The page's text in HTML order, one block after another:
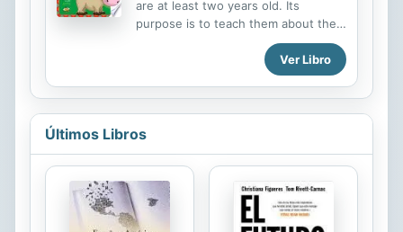
su apellido.Pero ella no tiene
intención de encajar en Pembroke.
Decide que no piensa quedarse
mucho. Ni en el colegio ni en el
planeta. Pero cuando conoce a la
peculiar y deslumbrante Remy Taft, la
chica...
are at least two years old. Its
purpose is to teach them about the
countryside and its prototypical
characters. In this book, a little goat
Ver Libro
Últimos Libros